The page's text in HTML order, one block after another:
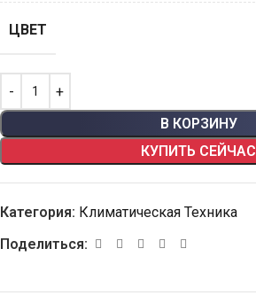
ЦВЕТ
В КОРЗИНУ
КУПИТЬ СЕЙЧАС
Категория: Климатическая Техника
Поделиться: